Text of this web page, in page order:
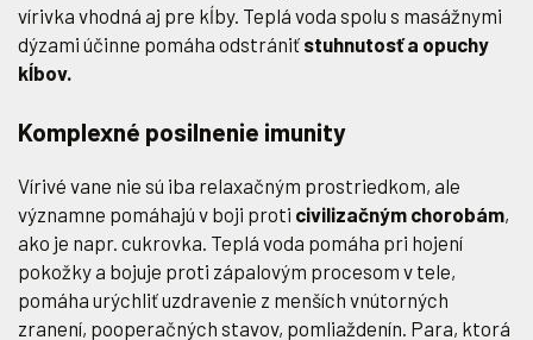
vírivka vhodná aj pre kĺby. Teplá voda spolu s masážnymi
dýzami účinne pomáha odstrániť stuhnutosť a opuchy
kĺbov.
Komplexné posilnenie imunity
Vírivé vane nie sú iba relaxačným prostriedkom, ale
významne pomáhajú v boji proti civilizačným chorobám,
ako je napr. cukrovka. Teplá voda pomáha pri hojení
pokožky a bojuje proti zápalovým procesom v tele,
pomáha urýchliť uzdravenie z menších vnútorných
zranení, pooperačných stavov, pomliaždenín. Para, ktorá